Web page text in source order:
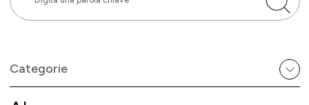
Categorie